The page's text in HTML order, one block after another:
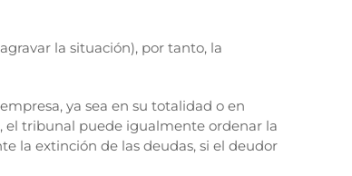
la situación), por tanto, la
ya sea en su totalidad o en
el tribunal puede igualmente ordenar la
la extinción de las deudas, si el deudor